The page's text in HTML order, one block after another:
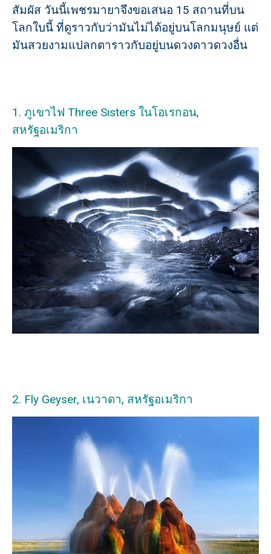
สัมผัส วันนี้เพชรมายาจึงขอเสนอ 15 สถานที่บน
โลกใบนี้ ที่ดูราวกับว่ามันไม่ได้อยู่บนโลกมนุษย์ แต่
มันสวยงามแปลกตาราวกับอยู่บนดวงดาวดวงอื่น
1. ภูเขาไฟ Three Sisters ในโอเรกอน,
สหรัฐอเมริกา
2. Fly Geyser, เนวาดา, สหรัฐอเมริกา